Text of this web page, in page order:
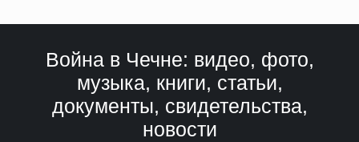
Война в Чечне: видео, фото,
музыка, книги, статьи,
документы, свидетельства,
новости